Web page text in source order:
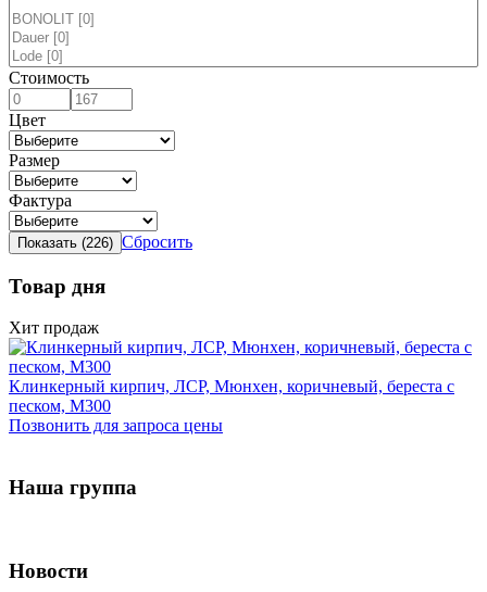
Стоимость
Цвет
Размер
Фактура
Сбросить
Товар дня
Хит продаж
Клинкерный кирпич, ЛСР, Мюнхен, коричневый, береста с
песком, М300
Позвонить для запроса цены
Наша группа
Новости